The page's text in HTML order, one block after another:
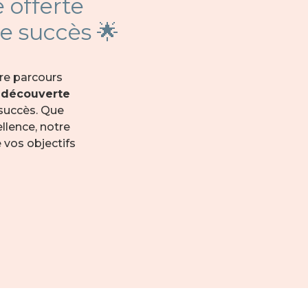
offerte
succès 🌟
parcours
Que
notre
vos objectifs